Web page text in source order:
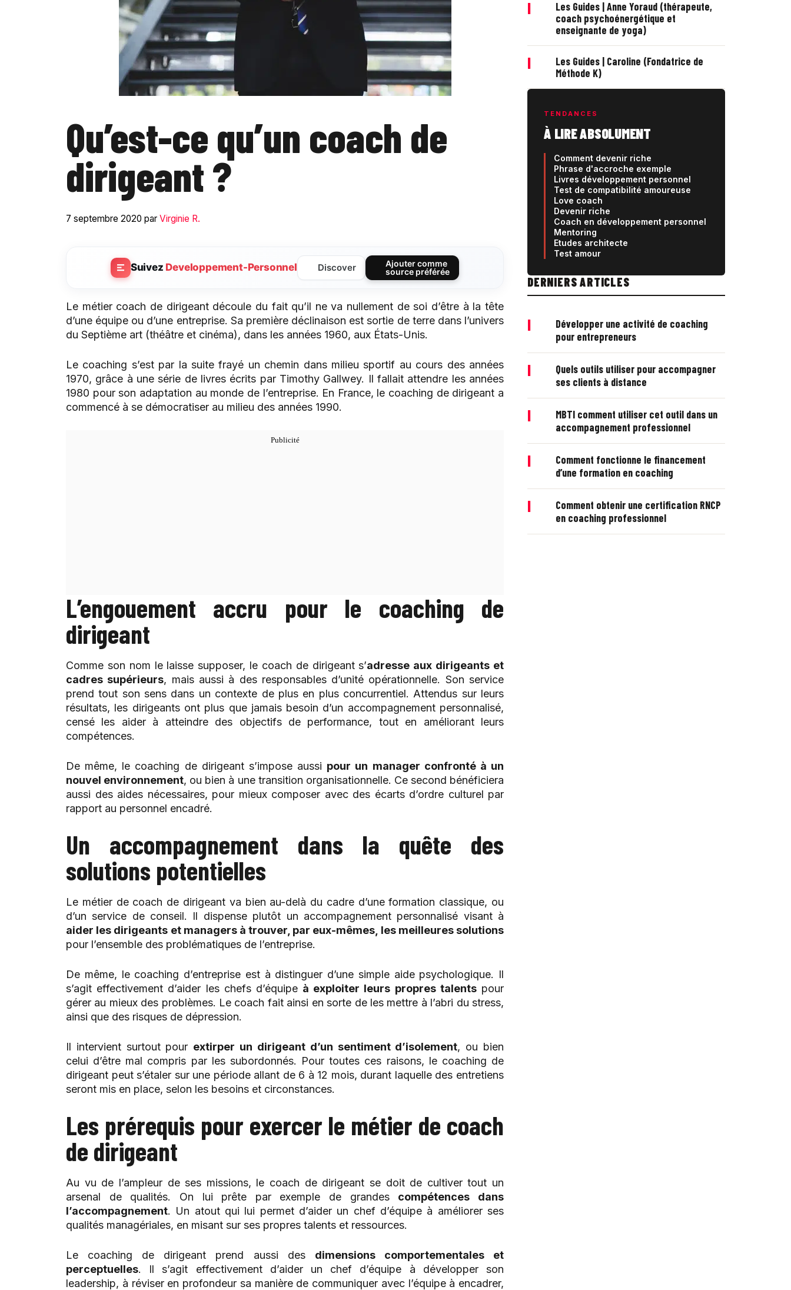
Qu’est-ce qu’un coach de
dirigeant ?
7 septembre 2020 par Virginie R.
Suivez Developpement-Personnel Discover
Ajouter comme
source préférée
Le métier coach de dirigeant découle du fait qu’il ne va nullement de soi d’être à la tête
d’une équipe ou d’une entreprise. Sa première déclinaison est sortie de terre dans l’univers
du Septième art (théâtre et cinéma), dans les années 1960, aux États-Unis.
Le coaching s’est par la suite frayé un chemin dans milieu sportif au cours des années
1970, grâce à une série de livres écrits par Timothy Gallwey. Il fallait attendre les années
1980 pour son adaptation au monde de l’entreprise. En France, le coaching de dirigeant a
commencé à se démocratiser au milieu des années 1990.
L’engouement accru pour le coaching de
dirigeant
Comme son nom le laisse supposer, le coach de dirigeant s’adresse aux dirigeants et
cadres supérieurs, mais aussi à des responsables d’unité opérationnelle. Son service
prend tout son sens dans un contexte de plus en plus concurrentiel. Attendus sur leurs
résultats, les dirigeants ont plus que jamais besoin d’un accompagnement personnalisé,
censé les aider à atteindre des objectifs de performance, tout en améliorant leurs
compétences.
De même, le coaching de dirigeant s’impose aussi pour un manager confronté à un
nouvel environnement, ou bien à une transition organisationnelle. Ce second bénéficiera
aussi des aides nécessaires, pour mieux composer avec des écarts d’ordre culturel par
rapport au personnel encadré.
Un accompagnement dans la quête des
solutions potentielles
Le métier de coach de dirigeant va bien au-delà du cadre d’une formation classique, ou
d’un service de conseil. Il dispense plutôt un accompagnement personnalisé visant à
aider les dirigeants et managers à trouver, par eux-mêmes, les meilleures solutions
pour l’ensemble des problématiques de l’entreprise.
De même, le coaching d’entreprise est à distinguer d’une simple aide psychologique. Il
s’agit effectivement d’aider les chefs d’équipe à exploiter leurs propres talentspour
gérer au mieux des problèmes. Le coach fait ainsi en sorte de les mettre à l’abri du stress,
ainsi que des risques de dépression.
Il intervient surtout pour extirper un dirigeant d’un sentiment d’isolement, ou bien
celui d’être mal compris par les subordonnés. Pour toutes ces raisons, le coaching de
dirigeant peut s’étaler sur une période allant de 6 à 12 mois, durant laquelle des entretiens
seront mis en place, selon les besoins et circonstances.
Les prérequis pour exercer le métier de coach
de dirigeant
Au vu de l’ampleur de ses missions, le coach de dirigeant se doit de cultiver tout un
arsenal de qualités. On lui prête par exemple de grandes compétences dans
l’accompagnement. Un atout qui lui permet d’aider un chef d’équipe à améliorer ses
qualités managériales, en misant sur ses propres talents et ressources.
Le coaching de dirigeant prend aussi des dimensions comportementales et
perceptuelles. Il s’agit effectivement d’aider un chef d’équipe à développer son
leadership, à réviser en profondeur sa manière de communiquer avec l’équipe à encadrer,
|
Les Guides | Anne Yoraud (thérapeute,
coach psychoénergétique et
enseignante de yoga)
|
Les Guides | Caroline (Fondatrice de
Méthode K)
TENDANCES
À LIRE ABSOLUMENT
Comment devenir riche
Phrase d'accroche exemple
Livres développement personnel
Test de compatibilité amoureuse
Love coach
Devenir riche
Coach en développement personnel
Mentoring
Etudes architecte
Test amour
DERNIERS ARTICLES
|
Développer une activité de coaching
pour entrepreneurs
|
Quels outils utiliser pour accompagner
ses clients à distance
|
MBTI comment utiliser cet outil dans un
accompagnement professionnel
|
Comment fonctionne le financement
d’une formation en coaching
|
Comment obtenir une certification RNCP
en coaching professionnel